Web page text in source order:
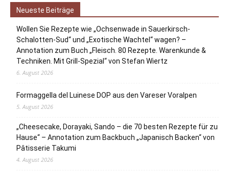
Neueste Beiträge
Wollen Sie Rezepte wie „Ochsenwade in Sauerkirsch-
Schalotten-Sud“ und „Exotische Wachtel“ wagen? –
Annotation zum Buch „Fleisch. 80 Rezepte. Warenkunde &
Techniken. Mit Grill-Spezial“ von Stefan Wiertz
6. August 2026
Formaggella del Luinese DOP aus den Vareser Voralpen
5. August 2026
„Cheesecake, Dorayaki, Sando – die 70 besten Rezepte für zu
Hause“ – Annotation zum Backbuch „Japanisch Backen“ von
Pâtisserie Takumi
4. August 2026